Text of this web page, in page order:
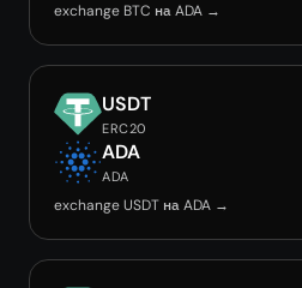
exchange BTC на ADA →
USDT
ERC20
ADA
ADA
exchange USDT на ADA →